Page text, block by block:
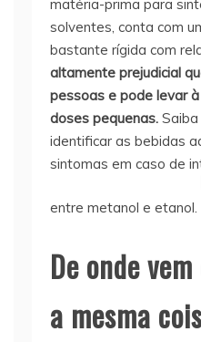
matéria-prima para
solventes, conta com
bastante rígida com
altamente prejudicial
pessoas e pode levar
doses pequenas.
identificar as bebidas
sintomas em caso de
entre metanol e etanol.
De onde
a mesma